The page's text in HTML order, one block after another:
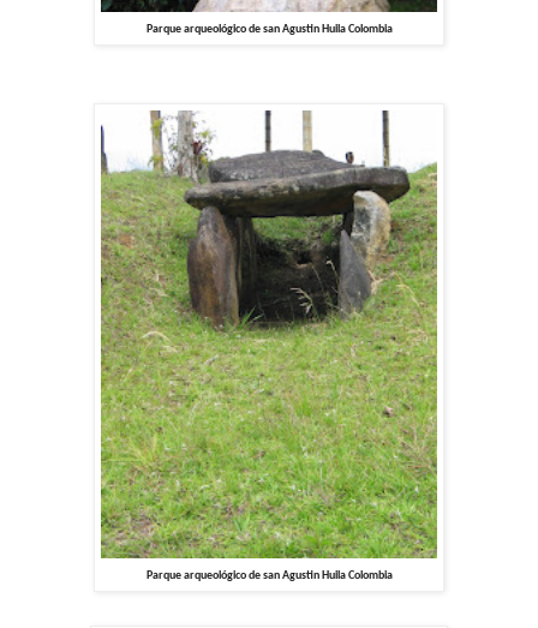
Parque arqueológico de san Agustin Huila Colombia
Parque arqueológico de san Agustin Huila Colombia